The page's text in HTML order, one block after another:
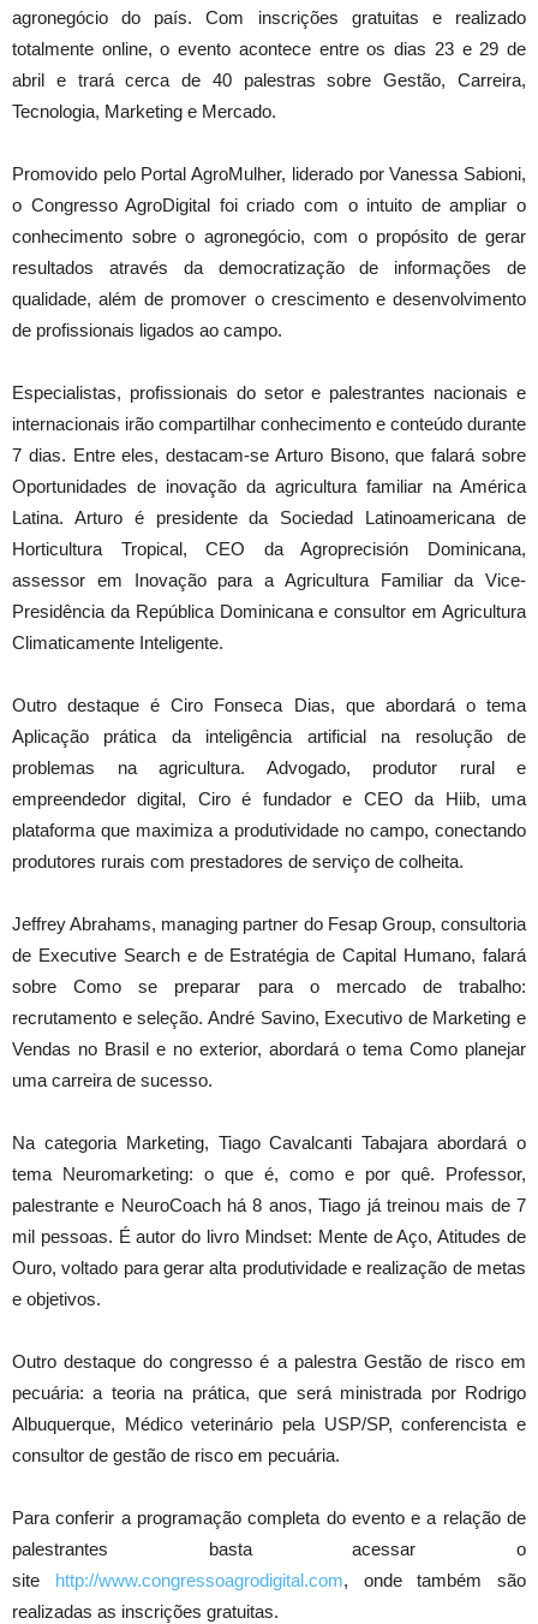
agronegócio do país. Com inscrições gratuitas e realizado
totalmente online, o evento acontece entre os dias 23 e 29 de
abril e trará cerca de 40 palestras sobre Gestão, Carreira,
Tecnologia, Marketing e Mercado.
Promovido pelo Portal AgroMulher, liderado por Vanessa Sabioni,
o Congresso AgroDigital foi criado com o intuito de ampliar o
conhecimento sobre o agronegócio, com o propósito de gerar
resultados através da democratização de informações de
qualidade, além de promover o crescimento e desenvolvimento
de profissionais ligados ao campo.
Especialistas, profissionais do setor e palestrantes nacionais e
internacionais irão compartilhar conhecimento e conteúdo durante
7 dias. Entre eles, destacam-se Arturo Bisono, que falará sobre
Oportunidades de inovação da agricultura familiar na América
Latina. Arturo é presidente da Sociedad Latinoamericana de
Horticultura Tropical, CEO da Agroprecisión Dominicana,
assessor em Inovação para a Agricultura Familiar da Vice-
Presidência da República Dominicana e consultor em Agricultura
Climaticamente Inteligente.
Outro destaque é Ciro Fonseca Dias, que abordará o tema
Aplicação prática da inteligência artificial na resolução de
problemas na agricultura. Advogado, produtor rural e
empreendedor digital, Ciro é fundador e CEO da Hiib, uma
plataforma que maximiza a produtividade no campo, conectando
produtores rurais com prestadores de serviço de colheita.
Jeffrey Abrahams, managing partner do Fesap Group, consultoria
de Executive Search e de Estratégia de Capital Humano, falará
sobre Como se preparar para o mercado de trabalho:
recrutamento e seleção. André Savino, Executivo de Marketing e
Vendas no Brasil e no exterior, abordará o tema Como planejar
uma carreira de sucesso.
Na categoria Marketing, Tiago Cavalcanti Tabajara abordará o
tema Neuromarketing: o que é, como e por quê. Professor,
palestrante e NeuroCoach há 8 anos, Tiago já treinou mais de 7
mil pessoas. É autor do livro Mindset: Mente de Aço, Atitudes de
Ouro, voltado para gerar alta produtividade e realização de metas
e objetivos.
Outro destaque do congresso é a palestra Gestão de risco em
pecuária: a teoria na prática, que será ministrada por Rodrigo
Albuquerque, Médico veterinário pela USP/SP, conferencista e
consultor de gestão de risco em pecuária.
Para conferir a programação completa do evento e a relação de
palestrantes basta acessar o
site http://www.congressoagrodigital.com, onde também são
realizadas as inscrições gratuitas.